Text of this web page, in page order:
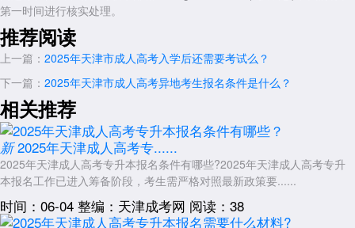
考试安排：考生需凭居民身份证、准考证等相关证件参加考试。具体
考试时间和地点以准考证上的信息为准。
报考2025年
天津成人高考专升本
的考生需要满足一定的报考条件，
并准备好相应的报名材料进行审核。同时，考生还需要注意报名时间、方
式、审核与确认以及考试安排等相关规定。
展开全文
第一时间进行核实处理。
推荐阅读
上一篇： 2025年天津市成人高考入学后还需要考试么？
下一篇： 2025年天津市成人高考异地考生报名条件是什么？
相关推荐
新 2025年天津成人高考专......
2025年天津成人高考专升本报名条件有哪些?2025年天津成人高考专升
本报名工作已进入筹备阶段，考生需严格对照最新政策要......
时间：06-04 整编：天津成考网 阅读：38